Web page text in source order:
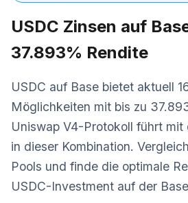
USDC Zinsen auf
37.893% Rendite
USDC auf Base bietet aktuell
Möglichkeiten mit bis zu
Uniswap V4-Protokoll führt mit
in dieser Kombination.
Pools und finde die optimale
USDC-Investment auf der